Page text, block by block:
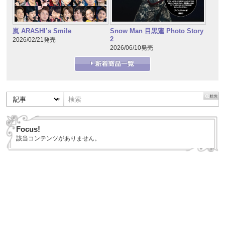
嵐 ARASHI’s Smile
2026/02/21発売
Snow Man 目黒蓮 Photo Story
2
2026/06/10発売
Focus!
該当コンテンツがありません。